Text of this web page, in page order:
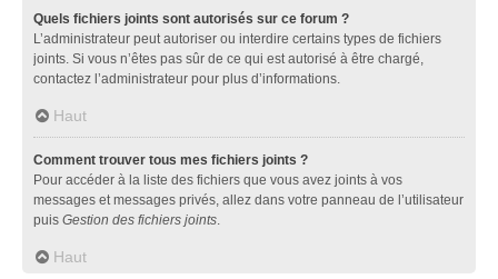
Quels fichiers joints sont autorisés sur ce forum ?
L’administrateur peut autoriser ou interdire certains types de fichiers
joints. Si vous n’êtes pas sûr de ce qui est autorisé à être chargé,
contactez l’administrateur pour plus d’informations.
Haut
Comment trouver tous mes fichiers joints ?
Pour accéder à la liste des fichiers que vous avez joints à vos
messages et messages privés, allez dans votre panneau de l’utilisateur
puis Gestion des fichiers joints
Haut